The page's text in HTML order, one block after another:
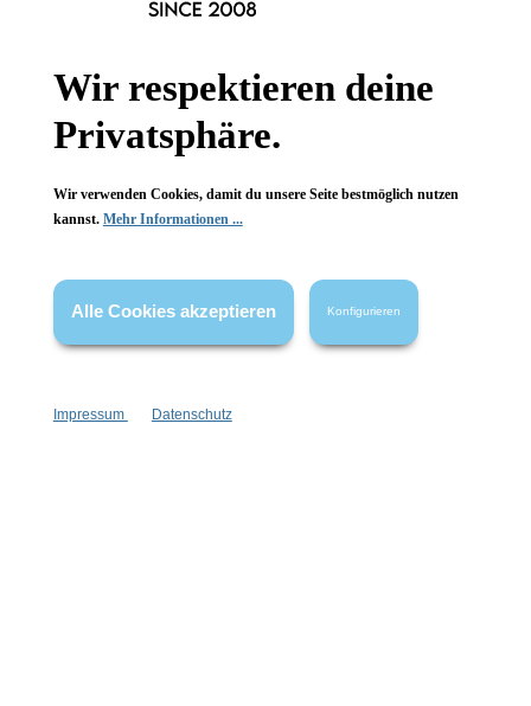
Wissenswertes
Vertrag widerrufen
wenn nicht anders angegeben.
Wir respektieren deine
Privatsphäre.
Wir verwenden Cookies, damit du unsere Seite bestmöglich nutzen
kannst. Mehr Informationen ...
Alle Cookies akzeptieren Konfigurieren
Impressum Datenschutz